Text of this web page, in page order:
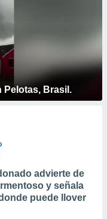
Pelotas, Brasil.
advierte de
y señala
puede llover